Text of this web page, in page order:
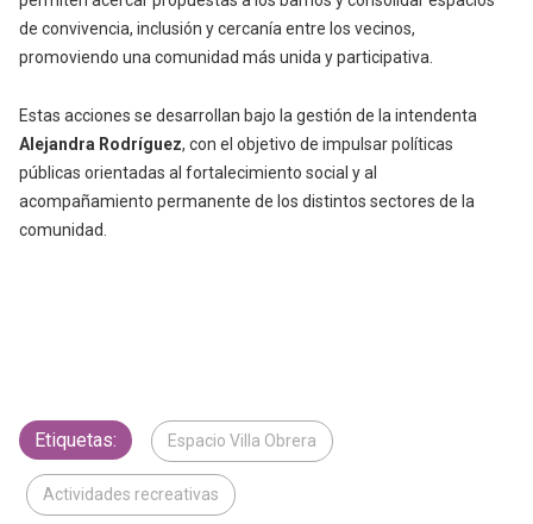
de convivencia, inclusión y cercanía entre los vecinos,
promoviendo una comunidad más unida y participativa.
Estas acciones se desarrollan bajo la gestión de la intendenta
Alejandra Rodríguez, con el objetivo de impulsar políticas
públicas orientadas al fortalecimiento social y al
acompañamiento permanente de los distintos sectores de la
comunidad.
Etiquetas: Espacio Villa Obrera
Actividades recreativas